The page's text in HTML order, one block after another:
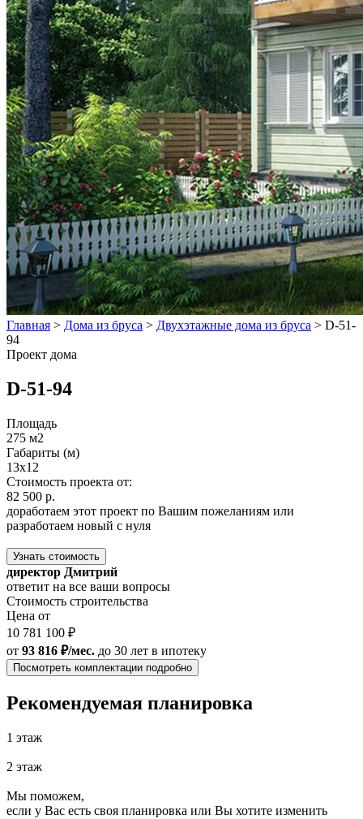
Главная > Дома из бруса > Двухэтажные дома из бруса > D-51-
94
Проект дома
D-51-94
Площадь
275 м2
Габариты (м)
13х12
Стоимость проекта от:
82 500 р.
доработаем этот проект по Вашим пожеланиям или
разработаем новый с нуля
Узнать стоимость
директор Дмитрий
ответит на все ваши вопросы
Стоимость строительства
Цена от
10 781 100 ₽
от 93 816 ₽/мес. до 30 лет в ипотеку
Посмотреть комплектации подробно
Рекомендуемая планировка
1 этаж
2 этаж
Мы поможем,
если у Вас есть своя планировка или Вы хотите изменить